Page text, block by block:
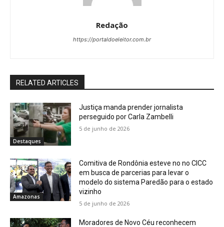
Redação
https://portaldoeleitor.com.br
RELATED ARTICLES
Destaques
Justiça manda prender jornalista
perseguido por Carla Zambelli
5 de junho de 2026
Amazonas
Comitiva de Rondônia esteve no no CICC
em busca de parcerias para levar o
modelo do sistema Paredão para o estado
vizinho
5 de junho de 2026
Moradores de Novo Céu reconhecem